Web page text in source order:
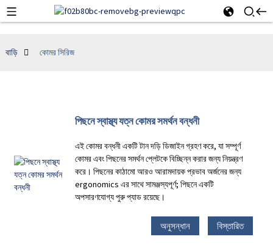
বাড়ি কোমর সিরিজ
পিছনে স্বাস্থ্য যত্ন কোমর সমর্থন বন্ধনী
এই কোমর বন্ধনী একটি টান দড়ি ডিজাইন গ্রহণ করে, যা সম্পূর্ণ
কোমর এবং পিছনের সমর্থন প্লেটকে বিচ্ছিন্ন করার জন্য নিয়ন্ত্রণ
করে। পিছনের কাঠামো আরও আরামদায়ক প্রভাব অর্জনের জন্য
ergonomics এর সাথে সামঞ্জস্যপূর্ণ; পিছনে একটি
অপসারণযোগ্য পুরু প্যাড রয়েছে।
অনুসন্ধান বিস্তারিত